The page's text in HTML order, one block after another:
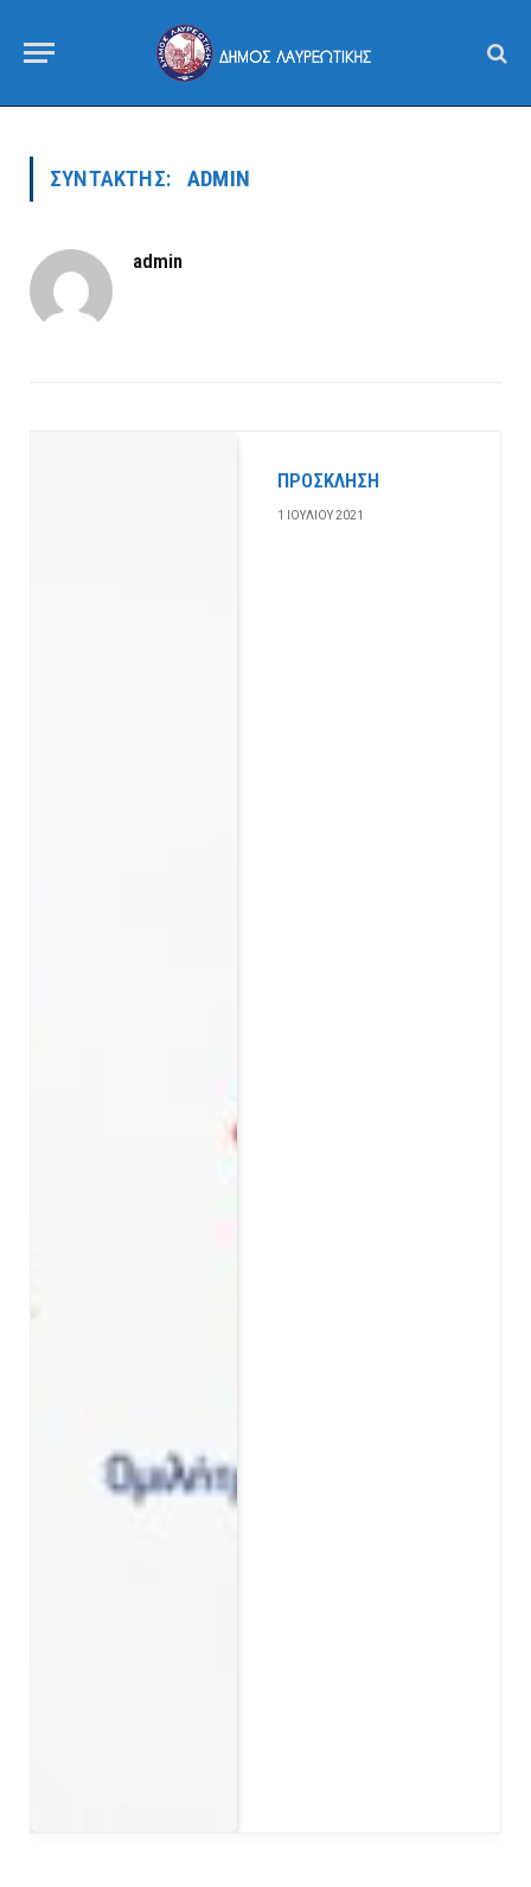
ΣΥΝΤΆΚΤΗΣ: ADMIN
admin
ΠΡΟΣΚΛΗΣΗ
1 ΙΟΥΛΊΟΥ 2021